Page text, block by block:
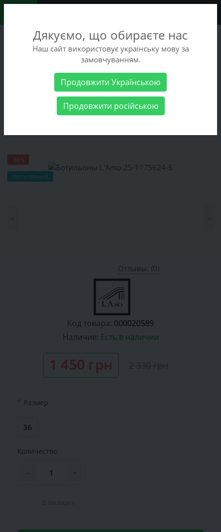
+38 (068) 486-90-09
+38 (093) 486-90-09
Женские товары Женская обувь Ботинки
ПОПУЛЯРНЫЙ
Отзывы: (0)
Код товара: 000020589
Наличие: Есть в наличии
1 450 грн
* Размер
36
Количество:
- +
Дякуємо, що обираєте нас
Наш сайт використовує українську мову за
замовчуванням.
Продовжити Українською
Продовжити російською